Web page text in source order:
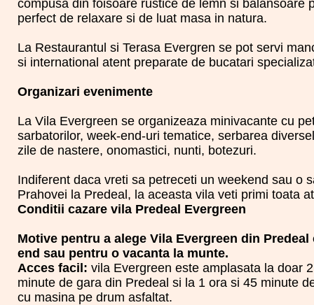
compusa din foisoare rustice de lemn si balansoare
perfect de relaxare si de luat masa in natura.
La Restaurantul si Terasa Evergren se pot servi
si international atent preparate de bucatari
Organizari evenimente
La Vila Evergreen se organizeaza minivacante cu
sarbatorilor, week-end-uri tematice, serbarea
zile de nastere, onomastici, nunti, botezuri.
Indiferent daca vreti sa petreceti un weekend sau o
Prahovei la Predeal, la aceasta vila veti primi toata
Conditii cazare vila Predeal Evergreen
Motive pentru a alege Vila Evergreen din
end sau pentru o vacanta la munte.
Acces facil: vila Evergreen este amplasata la doar
minute de gara din Predeal si la 1 ora si 45 minute
cu masina pe drum asfaltat.